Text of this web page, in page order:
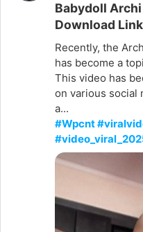
Babydoll
Download Link
Recently, the
has become a
This video has
on various social
a...
#Wpcnt